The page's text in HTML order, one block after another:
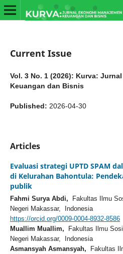
Current Issue
Vol. 3 No. 1 (2026): Kurva:
Keuangan dan Bisnis
Published: 2026-04-30
Articles
Evaluasi strategi UPTD SPAM
di Kelurahan Bahontula:
publik
Fahmi Surya Abdi, Fakultas Ilmu
Negeri Makassar, Indonesia
https://orcid.org/0009-0004-8932-8586
Muallim Muallim, Fakultas Ilmu
Negeri Makassar, Indonesia
Asmansyah Asmansyah, Fakultas